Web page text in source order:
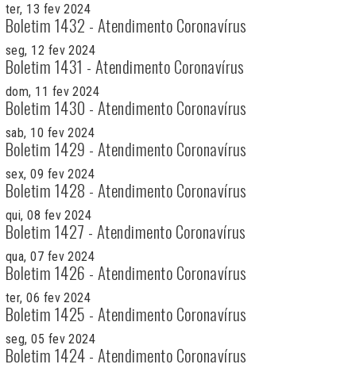
ter, 13 fev 2024
Boletim 1432 - Atendimento Coronavírus
seg, 12 fev 2024
Boletim 1431 - Atendimento Coronavírus
dom, 11 fev 2024
Boletim 1430 - Atendimento Coronavírus
sab, 10 fev 2024
Boletim 1429 - Atendimento Coronavírus
sex, 09 fev 2024
Boletim 1428 - Atendimento Coronavírus
qui, 08 fev 2024
Boletim 1427 - Atendimento Coronavírus
qua, 07 fev 2024
Boletim 1426 - Atendimento Coronavírus
ter, 06 fev 2024
Boletim 1425 - Atendimento Coronavírus
seg, 05 fev 2024
Boletim 1424 - Atendimento Coronavírus